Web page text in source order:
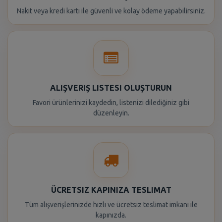
Nakit veya kredi kartı ile güvenli ve kolay ödeme yapabilirsiniz.
ALIŞVERIŞ LISTESI OLUŞTURUN
Favori ürünlerinizi kaydedin, listenizi dilediğiniz gibi
düzenleyin.
ÜCRETSIZ KAPINIZA TESLIMAT
Tüm alışverişlerinizde hızlı ve ücretsiz teslimat imkanı ile
kapınızda.